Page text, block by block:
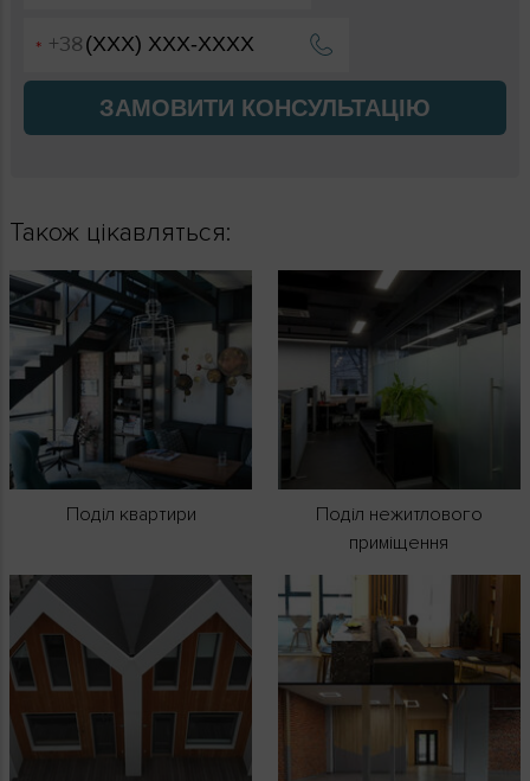
ЗАМОВИТИ КОНСУЛЬТАЦІЮ
Також цікавляться:
Поділ квартири
Поділ нежитлового
приміщення